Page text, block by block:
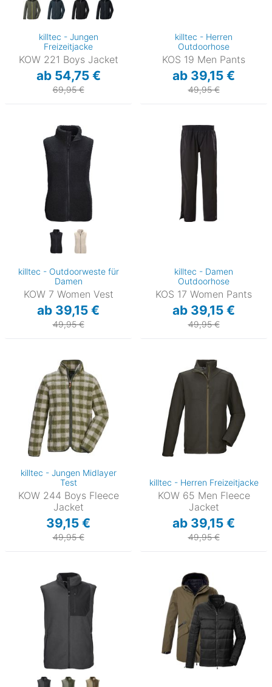
killtec - Jungen
Freizeitjacke
KOW 221 Boys Jacket
ab 54,75 €
69,95 €
killtec - Herren
Outdoorhose
KOS 19 Men Pants
ab 39,15 €
49,95 €
killtec - Outdoorweste für
Damen
KOW 7 Women Vest
ab 39,15 €
49,95 €
killtec - Damen
Outdoorhose
KOS 17 Women Pants
ab 39,15 €
49,95 €
killtec - Jungen Midlayer
Test
KOW 244 Boys Fleece
Jacket
39,15 €
49,95 €
killtec - Herren Freizeitjacke
KOW 65 Men Fleece
Jacket
ab 39,15 €
49,95 €